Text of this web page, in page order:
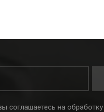
соглашаетесь на обработку